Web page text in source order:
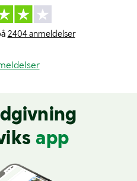
2404 anmeldelser
app